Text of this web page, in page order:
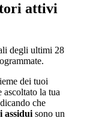
attivi
degli ultimi 28
dei tuoi
la tua
che
assidui sono un